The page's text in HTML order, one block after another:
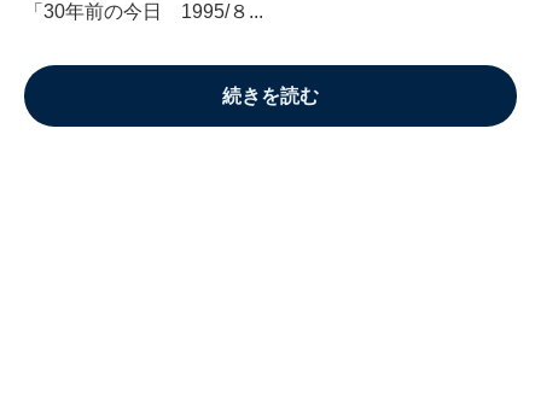
「30年前の今日 1995/８...
続きを読む